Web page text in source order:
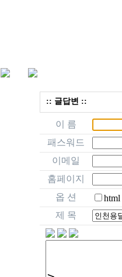
:: 글답변 ::
이 름
패스워드
이메일
홈페이지
옵 션
html
제 목